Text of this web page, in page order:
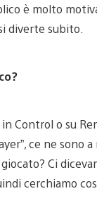
è molto
diverte subito.
Control o su
ce ne sono
Ci
cerchiamo